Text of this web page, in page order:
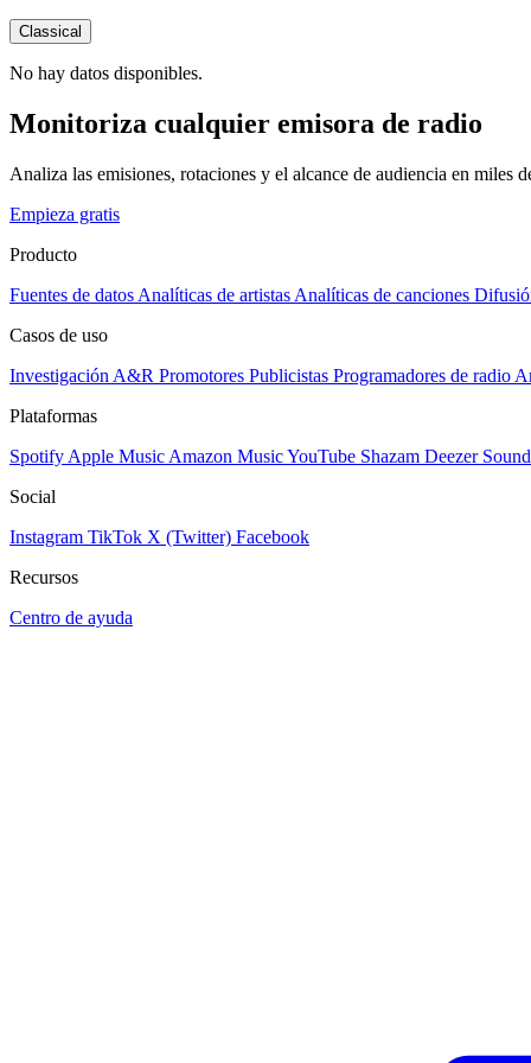
Classical
No hay datos disponibles.
Monitoriza cualquier emisora de radio
Analiza las emisiones, rotaciones y el alcance de audiencia en miles
Empieza gratis
Producto
Fuentes de datos Analíticas de artistas Analíticas de canciones
Casos de uso
Investigación A&R Promotores Publicistas Programadores de radio
Plataformas
Spotify Apple Music Amazon MusicYouTube Shazam Deezer
Social
Instagram TikTok X (Twitter) Facebook
Recursos
Centro de ayuda